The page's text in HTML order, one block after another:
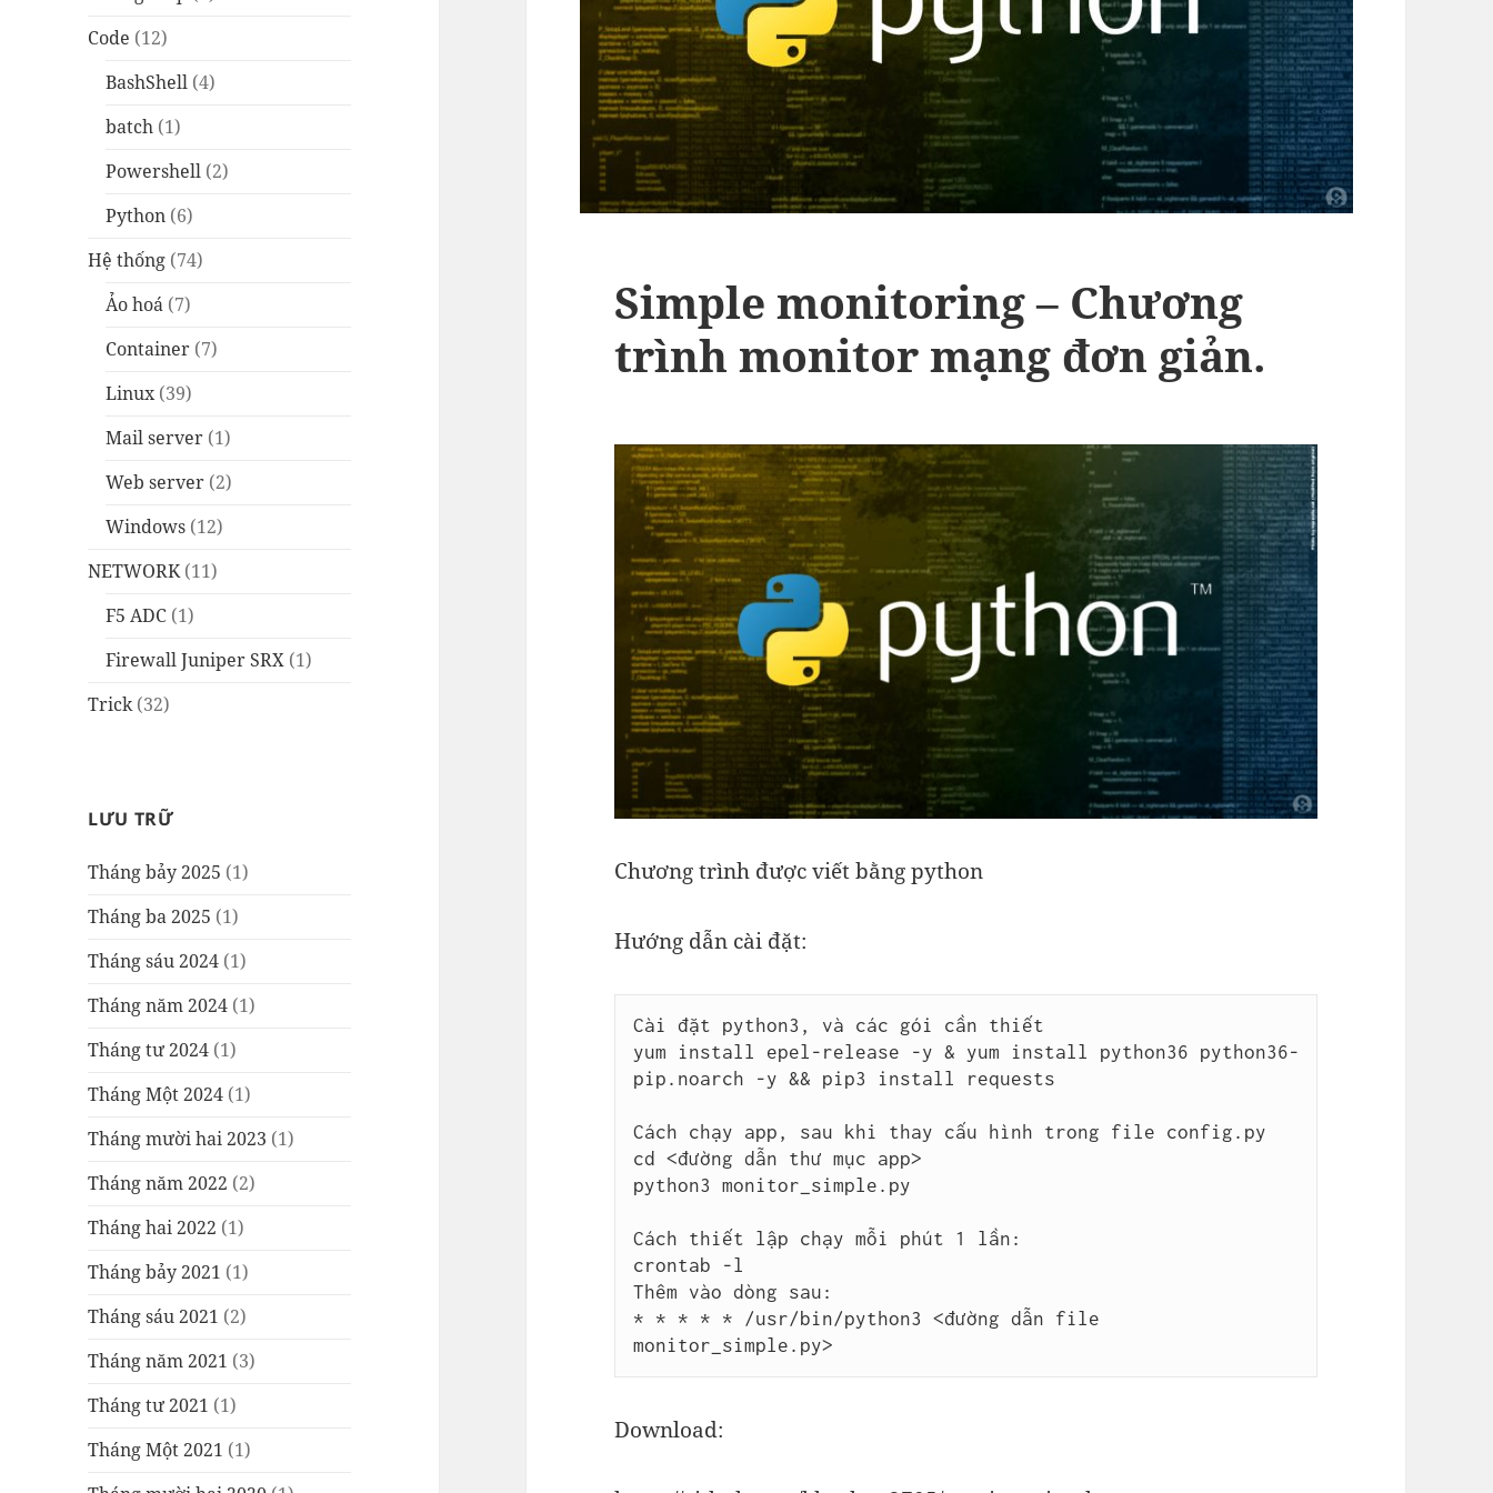
Code (12)
BashShell (4)
batch (1)
Powershell (2)
Python (6)
Hệ thống (74)
Ảo hoá (7)
Container (7)
Linux(39)
Mail server (1)
Web server (2)
Windows (12)
NETWORK(11)
F5 ADC (1)
Firewall Juniper SRX (1)
Trick(32)
LƯU TRỮ
Tháng bảy 2025 (1)
Tháng ba 2025 (1)
Tháng sáu 2024 (1)
Tháng năm 2024 (1)
Tháng tư 2024 (1)
Tháng Một 2024 (1)
Tháng mười hai 2023 (1)
Tháng năm 2022 (2)
Tháng hai 2022 (1)
Tháng bảy 2021 (1)
Tháng sáu 2021 (2)
Tháng năm 2021 (3)
Tháng tư 2021 (1)
Tháng Một 2021 (1)
Simple monitoring – Chương
trình monitor mạng đơn giản.
Chương trình được viết bằng python
Hướng dẫn cài đặt:
Cài đặt python3, và các gói cần thiết
yum install epel-release -y & yum install python36 python36-
pip.noarch -y && pip3 install requests
Cách chạy app, sau khi thay cấu hình trong file config.py
cd <đường dẫn thư mục app>
python3 monitor_simple.py
Cách thiết lập chạy mỗi phút 1 lần:
crontab -l
Thêm vào dòng sau:
* * * * * /usr/bin/python3 <đường dẫn file
monitor_simple.py>
Download: